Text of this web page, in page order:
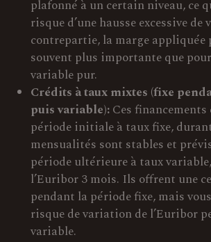
plafonné à un certain niveau, ce
risque d’une hausse excessive de
contrepartie, la marge appliquée
souvent plus importante que
variable pur.
Crédits à taux mixtes (fixe
puis variable):Ces
période initiale à taux fixe,
mensualités sont stables et
période ultérieure à taux
l’Euribor 3 mois. Ils offrent une
pendant la période fixe, mais
risque de variation de l’Euribor
variable.